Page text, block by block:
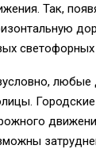
Так,
любые